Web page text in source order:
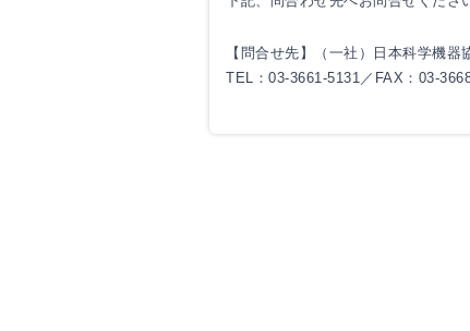
【問合せ先】（一社）日本科学機
TEL：03-3661-5131／FAX：03-